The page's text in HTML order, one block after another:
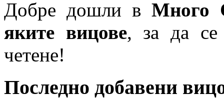
Добре дошли в Много
яките вицове, за да се
четене!
Последно добавени